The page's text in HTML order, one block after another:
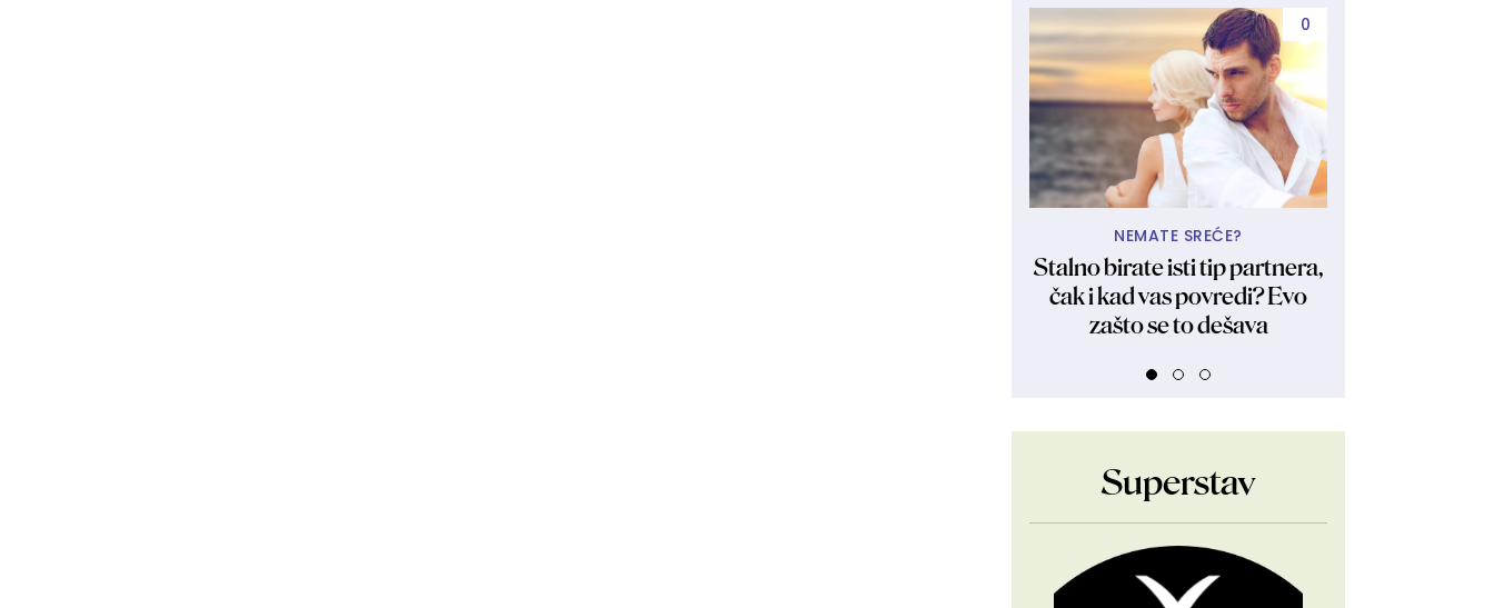
0
NEMATE SREĆE?
Stalno birate isti tip partnera,
čak i kad vas povredi? Evo
zašto se to dešava
Superstav